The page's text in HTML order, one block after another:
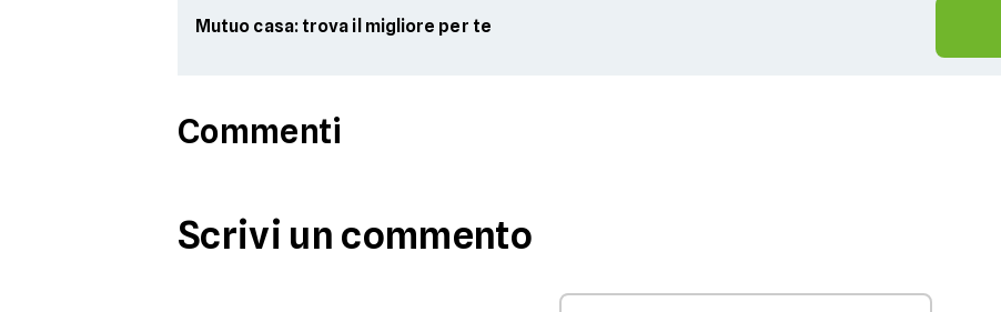
Mutuo casa: trova il migliore per te
Commenti
Scrivi un commento